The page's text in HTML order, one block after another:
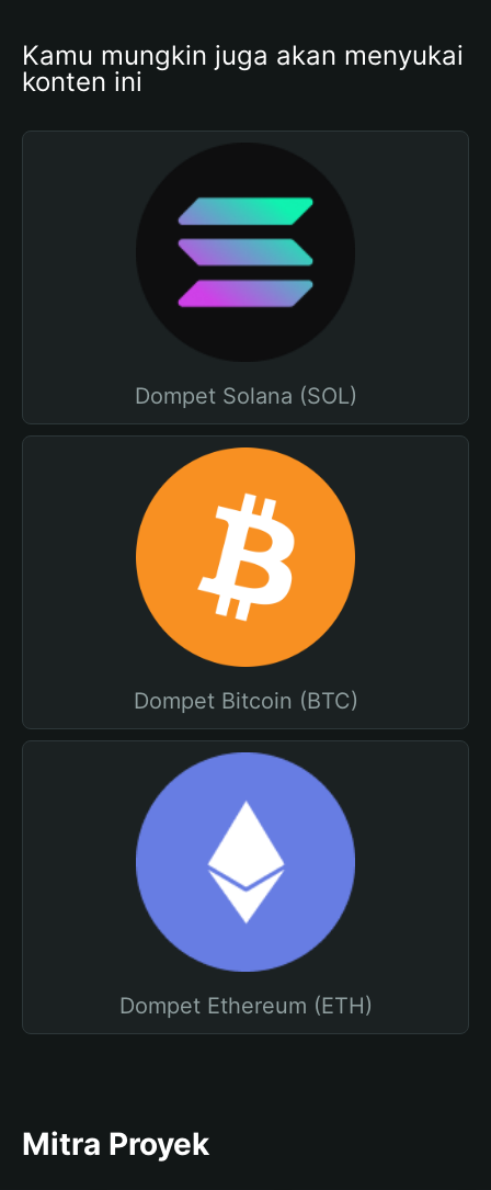
Kamu mungkin juga akan menyukai
konten ini
Dompet Solana (SOL)
Dompet Bitcoin (BTC)
Dompet Ethereum (ETH)
Mitra Proyek